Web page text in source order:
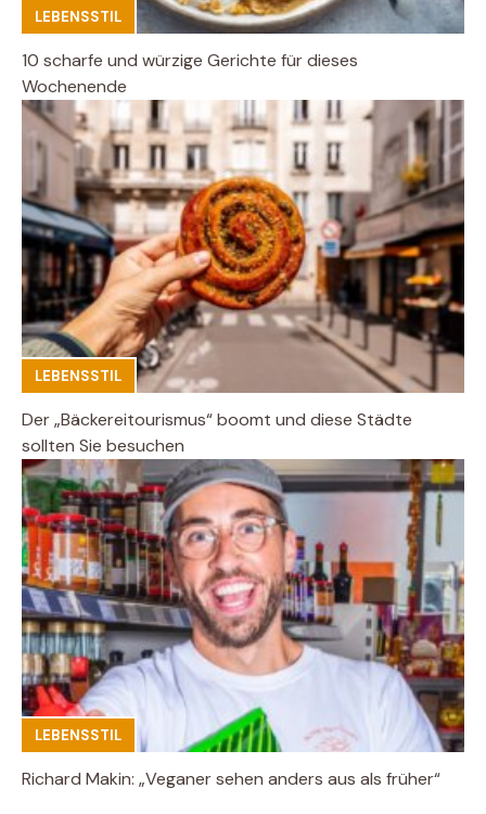
LEBENSSTIL
10 scharfe und würzige Gerichte für dieses
Wochenende
LEBENSSTIL
Der „Bäckereitourismus“ boomt und diese Städte
sollten Sie besuchen
LEBENSSTIL
Richard Makin: „Veganer sehen anders aus als früher“